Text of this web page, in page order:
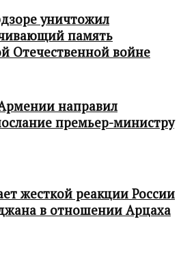
уничтожил
память
Отечественной войне
направил
премьер-министру
жесткой реакции России
в отношении Арцаха